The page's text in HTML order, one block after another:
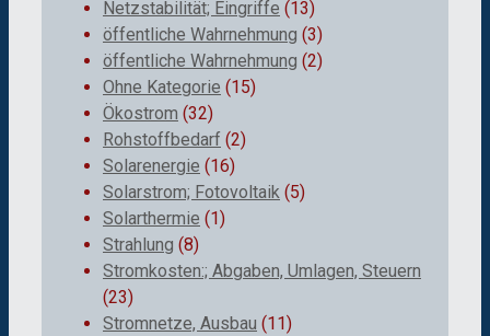
Netzstabilität; Eingriffe (13)
öffentliche Wahrnehmung (3)
öffentliche Wahrnehmung (2)
Ohne Kategorie (15)
Ökostrom (32)
Rohstoffbedarf (2)
Solarenergie (16)
Solarstrom; Fotovoltaik (5)
Solarthermie (1)
Strahlung (8)
Stromkosten:; Abgaben, Umlagen, Steuern
(23)
Stromnetze, Ausbau (11)